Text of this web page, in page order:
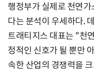
행정부가 실제로 천연
다는 분석이 우세하다.
트래티지스 대표는 "천
정적인 신호가 될 뿐만
속한 산업의 경쟁력을